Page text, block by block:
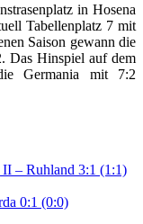
in Hosena
Tabellenplatz 7 mit
Saison gewann die
Das Hinspiel auf dem
Germania mit 7:2
II – Ruhland 3:1 (1:1)
0:1 (0:0)